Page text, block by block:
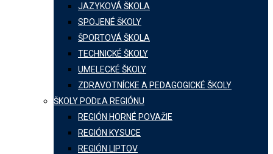
JAZYKOVÁ ŠKOLA
SPOJENÉ ŠKOLY
ŠPORTOVÁ ŠKOLA
TECHNICKÉ ŠKOLY
UMELECKÉ ŠKOLY
ZDRAVOTNÍCKE A PEDAGOGICKÉ ŠKOLY
ŠKOLY PODĽA REGIÓNU
REGIÓN HORNÉ POVAŽIE
REGIÓN KYSUCE
REGIÓN LIPTOV